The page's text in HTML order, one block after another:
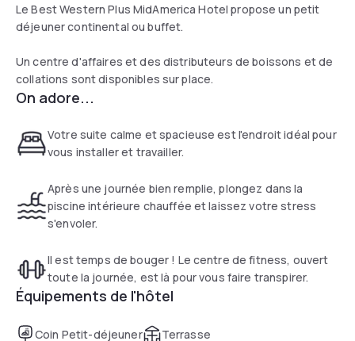
Le Best Western Plus MidAmerica Hotel propose un petit
déjeuner continental ou buffet.
Un centre d'affaires et des distributeurs de boissons et de
collations sont disponibles sur place.
On adore...
Votre suite calme et spacieuse est l'endroit idéal pour
vous installer et travailler.
Après une journée bien remplie, plongez dans la
piscine intérieure chauffée et laissez votre stress
s'envoler.
Il est temps de bouger ! Le centre de fitness, ouvert
toute la journée, est là pour vous faire transpirer.
Équipements de l'hôtel
Coin Petit-déjeuner Terrasse